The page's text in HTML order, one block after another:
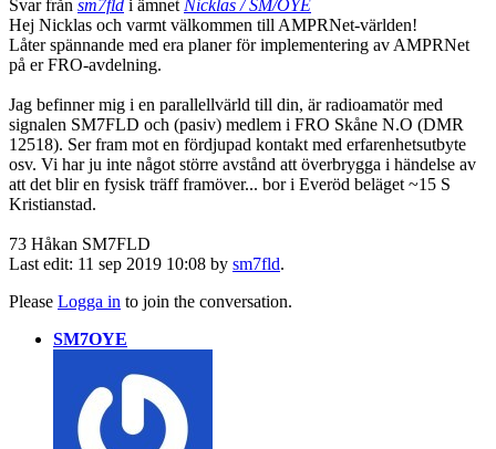
Svar från sm7fld i ämnet Nicklas / SM/OYE
Hej Nicklas och varmt välkommen till AMPRNet-världen!
Låter spännande med era planer för implementering av AMPRNet
på er FRO-avdelning.
Jag befinner mig i en parallellvärld till din, är radioamatör med
signalen SM7FLD och (pasiv) medlem i FRO Skåne N.O (DMR
12518). Ser fram mot en fördjupad kontakt med erfarenhetsutbyte
osv. Vi har ju inte något större avstånd att överbrygga i händelse av
att det blir en fysisk träff framöver... bor i Everöd beläget ~15 S
Kristianstad.
73 Håkan SM7FLD
Last edit: 11 sep 2019 10:08 by sm7fld.
Please Logga in to join the conversation.
SM7OYE